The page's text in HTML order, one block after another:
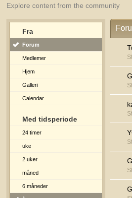
Explore content from the community
Fra
Forum
Medlemer
Hjem
Galleri
Calendar
Med tidsperiode
24 timer
uke
2 uker
måned
6 måneder